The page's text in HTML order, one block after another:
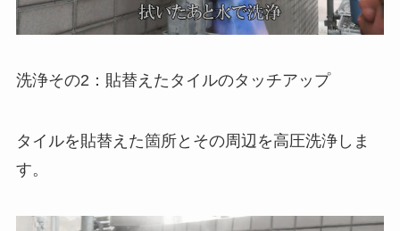
洗浄その2：貼替えたタイルのタッチアップ
タイルを貼替えた箇所とその周辺を高圧洗浄しま
す。